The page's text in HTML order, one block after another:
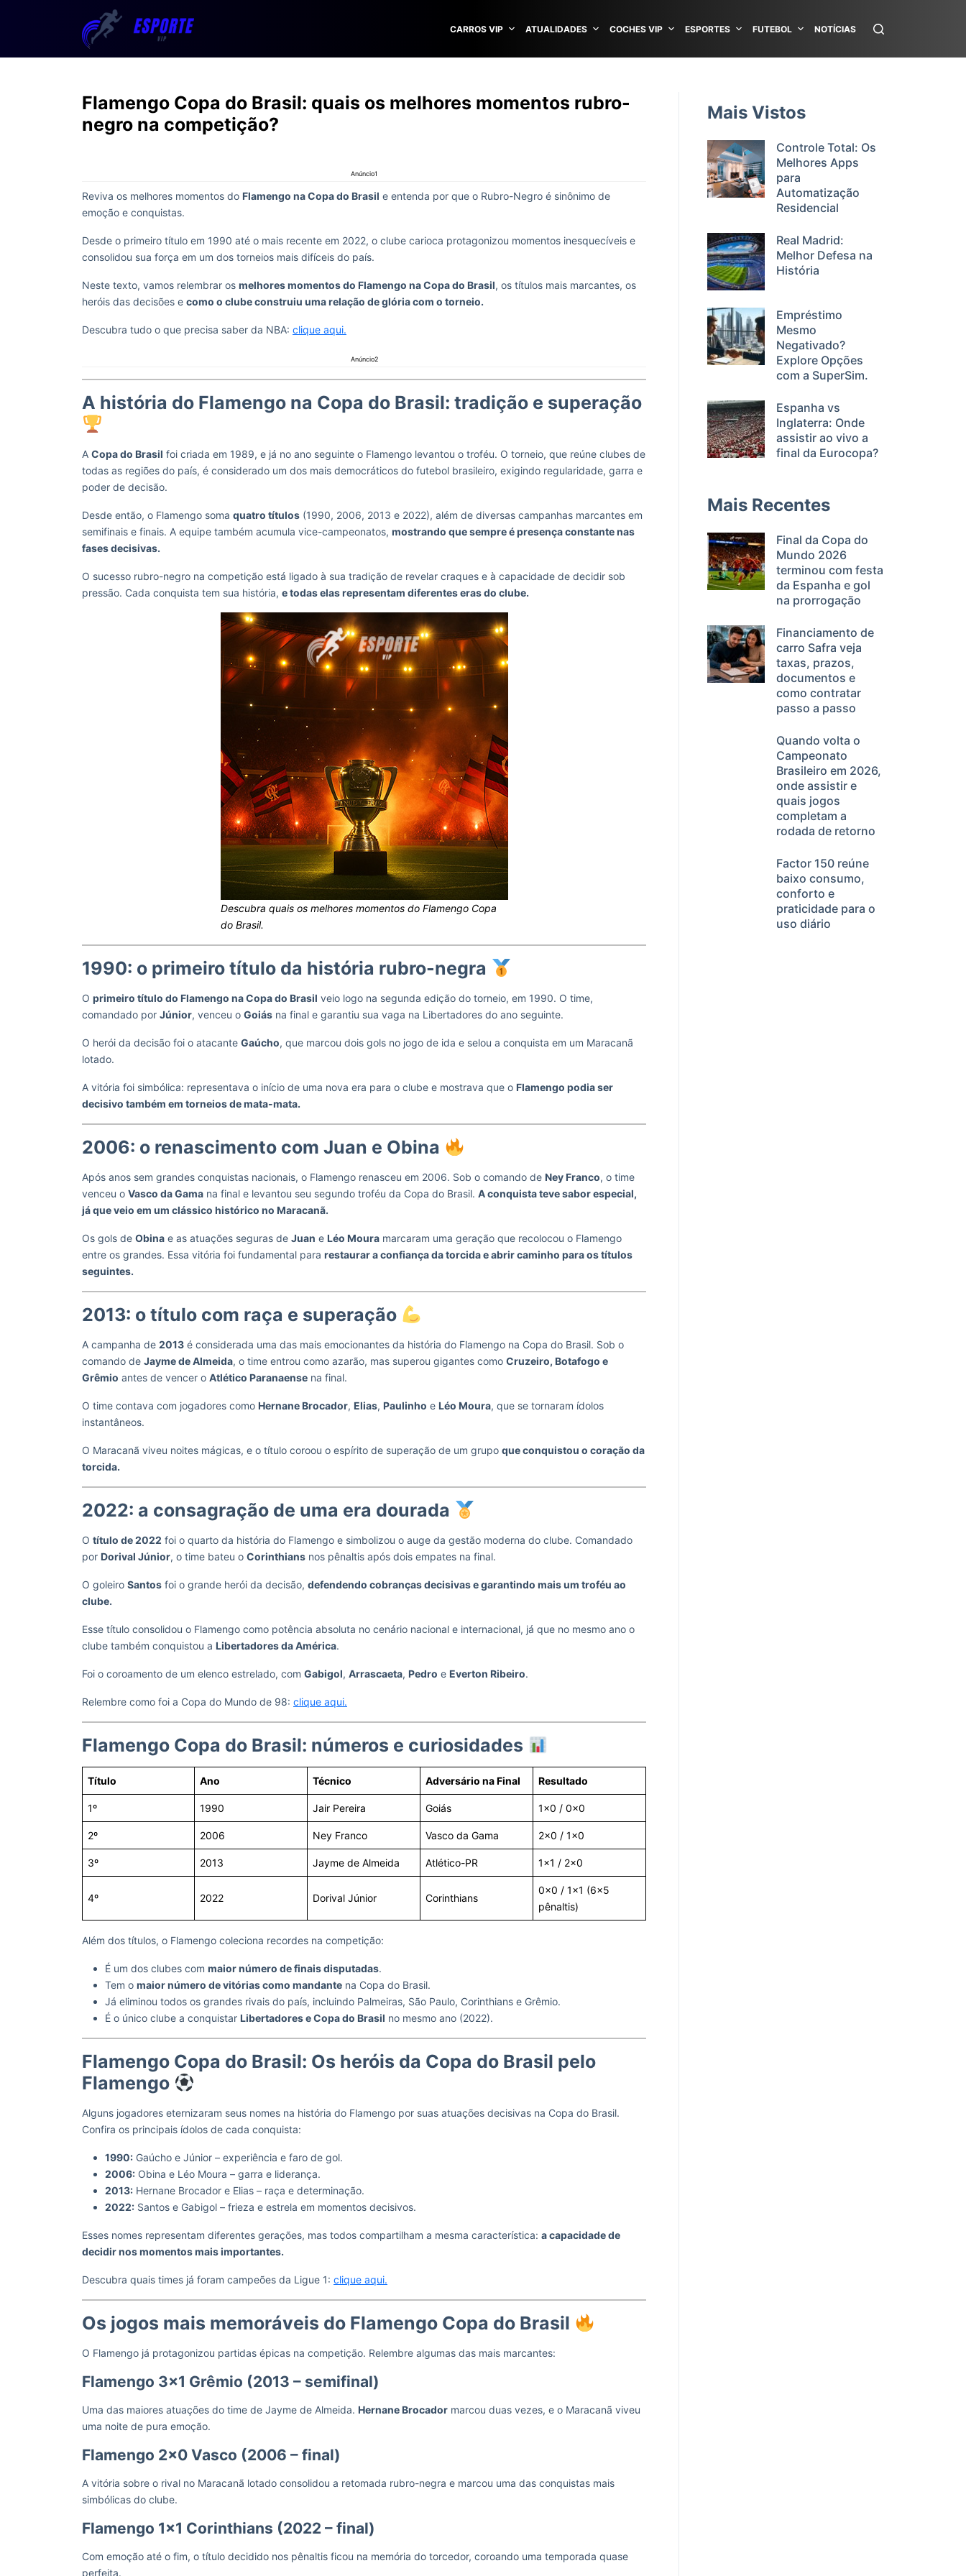
CARROS VIP ATUALIDADES COCHES VIP ESPORTES FUTEBOL NOTÍCIAS
Flamengo Copa do Brasil: quais os melhores momentos rubro-
negro na competição?
Anúncio1
Reviva os melhores momentos do Flamengo na Copa do Brasil e entenda por que o Rubro-Negro é sinônimo de
emoção e conquistas.
Desde o primeiro título em 1990 até o mais recente em 2022, o clube carioca protagonizou momentos inesquecíveis e
consolidou sua força em um dos torneios mais difíceis do país.
Neste texto, vamos relembrar os melhores momentos do Flamengo na Copa do Brasil, os títulos mais marcantes, os
heróis das decisões e como o clube construiu uma relação de glória com o torneio.
Descubra tudo o que precisa saber da NBA: clique aqui.
Anúncio2
A história do Flamengo na Copa do Brasil: tradição e superação
A Copa do Brasil foi criada em 1989, e já no ano seguinte o Flamengo levantou o troféu. O torneio, que reúne clubes de
todas as regiões do país, é considerado um dos mais democráticos do futebol brasileiro, exigindo regularidade, garra e
poder de decisão.
Desde então, o Flamengo soma quatro títulos (1990, 2006, 2013 e 2022), além de diversas campanhas marcantes em
semifinais e finais. A equipe também acumula vice-campeonatos, mostrando que sempre é presença constante nas
fases decisivas.
O sucesso rubro-negro na competição está ligado à sua tradição de revelar craques e à capacidade de decidir sob
pressão. Cada conquista tem sua história, e todas elas representam diferentes eras do clube.
Descubra quais os melhores momentos do Flamengo Copa
do Brasil.
1990: o primeiro título da história rubro-negra
O primeiro título do Flamengo na Copa do Brasil veio logo na segunda edição do torneio, em 1990. O time,
comandado por Júnior, venceu o Goiás na final e garantiu sua vaga na Libertadores do ano seguinte.
O herói da decisão foi o atacante Gaúcho, que marcou dois gols no jogo de ida e selou a conquista em um Maracanã
lotado.
A vitória foi simbólica: representava o início de uma nova era para o clube e mostrava que o Flamengo podia ser
decisivo também em torneios de mata-mata.
2006: o renascimento com Juan e Obina
Após anos sem grandes conquistas nacionais, o Flamengo renasceu em 2006. Sob o comando de Ney Franco, o time
venceu o Vasco da Gama na final e levantou seu segundo troféu da Copa do Brasil. A conquista teve sabor especial,
já que veio em um clássico histórico no Maracanã.
Os gols de Obina e as atuações seguras de Juan e Léo Moura marcaram uma geração que recolocou o Flamengo
entre os grandes. Essa vitória foi fundamental para restaurar a confiança da torcida e abrir caminho para os títulos
seguintes.
2013: o título com raça e superação
A campanha de 2013 é considerada uma das mais emocionantes da história do Flamengo na Copa do Brasil. Sob o
comando de Jayme de Almeida, o time entrou como azarão, mas superou gigantes como Cruzeiro, Botafogo e
Grêmio antes de vencer o Atlético Paranaense na final.
O time contava com jogadores como Hernane Brocador, Elias, Paulinho e Léo Moura, que se tornaram ídolos
instantâneos.
O Maracanã viveu noites mágicas, e o título coroou o espírito de superação de um grupo que conquistou o coração da
torcida.
2022: a consagração de uma era dourada
O título de 2022 foi o quarto da história do Flamengo e simbolizou o auge da gestão moderna do clube. Comandado
por Dorival Júnior, o time bateu o Corinthians nos pênaltis após dois empates na final.
O goleiro Santos foi o grande herói da decisão, defendendo cobranças decisivas e garantindo mais um troféu ao
clube.
Esse título consolidou o Flamengo como potência absoluta no cenário nacional e internacional, já que no mesmo ano o
clube também conquistou a Libertadores da América.
Foi o coroamento de um elenco estrelado, com Gabigol, Arrascaeta, Pedro e Everton Ribeiro.
Relembre como foi a Copa do Mundo de 98: clique aqui.
Flamengo Copa do Brasil: números e curiosidades
Título Ano Técnico Adversário na Final Resultado
1º 1990 Jair Pereira Goiás 1×0 / 0x0
2º 2006 Ney Franco Vasco da Gama 2×0 / 1×0
3º 2013 Jayme de Almeida Atlético-PR 1×1 / 2×0
4º 2022 Dorival Júnior Corinthians
0x0 / 1×1 (6×5
pênaltis)
Além dos títulos, o Flamengo coleciona recordes na competição:
É um dos clubes com maior número de finais disputadas.
Tem o maior número de vitórias como mandante na Copa do Brasil.
Já eliminou todos os grandes rivais do país, incluindo Palmeiras, São Paulo, Corinthians e Grêmio.
É o único clube a conquistar Libertadores e Copa do Brasil no mesmo ano (2022).
Flamengo Copa do Brasil: Os heróis da Copa do Brasil pelo
Flamengo
Alguns jogadores eternizaram seus nomes na história do Flamengo por suas atuações decisivas na Copa do Brasil.
Confira os principais ídolos de cada conquista:
1990: Gaúcho e Júnior – experiência e faro de gol.
2006: Obina e Léo Moura – garra e liderança.
2013: Hernane Brocador e Elias – raça e determinação.
2022: Santos e Gabigol – frieza e estrela em momentos decisivos.
Esses nomes representam diferentes gerações, mas todos compartilham a mesma característica: a capacidade de
decidir nos momentos mais importantes.
Descubra quais times já foram campeões da Ligue 1: clique aqui.
Os jogos mais memoráveis do Flamengo Copa do Brasil
O Flamengo já protagonizou partidas épicas na competição. Relembre algumas das mais marcantes:
Flamengo 3×1 Grêmio (2013 – semifinal)
Uma das maiores atuações do time de Jayme de Almeida. Hernane Brocador marcou duas vezes, e o Maracanã viveu
uma noite de pura emoção.
Flamengo 2×0 Vasco (2006 – final)
A vitória sobre o rival no Maracanã lotado consolidou a retomada rubro-negra e marcou uma das conquistas mais
simbólicas do clube.
Flamengo 1×1 Corinthians (2022 – final)
Com emoção até o fim, o título decidido nos pênaltis ficou na memória do torcedor, coroando uma temporada quase
perfeita.
Mais Vistos
Controle Total: Os
Melhores Apps
para
Automatização
Residencial
Real Madrid:
Melhor Defesa na
História
Empréstimo
Mesmo
Negativado?
Explore Opções
com a SuperSim.
Espanha vs
Inglaterra: Onde
assistir ao vivo a
final da Eurocopa?
Mais Recentes
Final da Copa do
Mundo 2026
terminou com festa
da Espanha e gol
na prorrogação
Financiamento de
carro Safra veja
taxas, prazos,
documentos e
como contratar
passo a passo
Quando volta o
Campeonato
Brasileiro em 2026,
onde assistir e
quais jogos
completam a
rodada de retorno
Factor 150 reúne
baixo consumo,
conforto e
praticidade para o
uso diário